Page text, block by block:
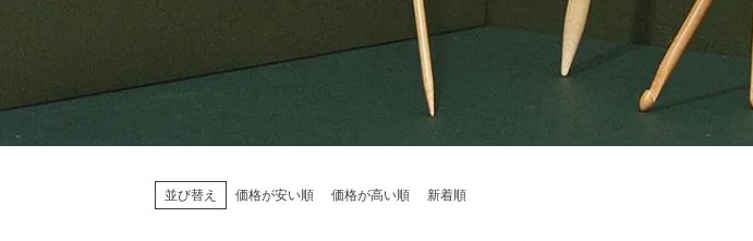
並び替え 価格が安い順 価格が高い順 新着順